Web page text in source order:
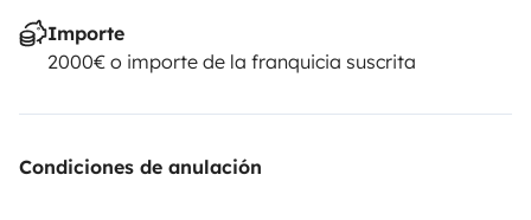
Importe
2000€ o importe de la franquicia suscrita
Condiciones de anulación